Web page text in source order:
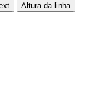
Altura da linha